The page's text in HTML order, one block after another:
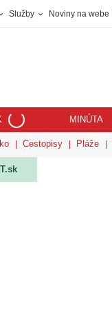
Služby Noviny na webe
MINÚTA
Cestopisy Pláže